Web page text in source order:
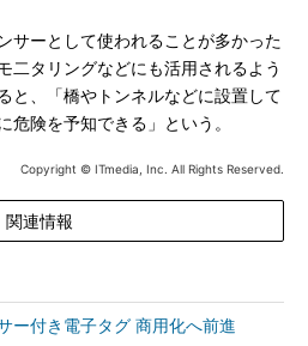
サーとして使われることが多かった
二タリングなどにも活用されるよう
と、「橋やトンネルなどに設置して
危険を予知できる」という。
Copyright © ITmedia, Inc. All Rights Reserved.
関連情報
ー付き電子タグ 商用化へ前進